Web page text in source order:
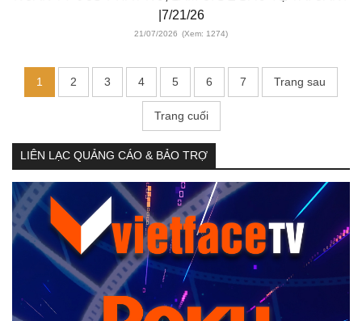
|7/21/26
21/07/2026 (Xem: 1274)
1 2 3 4 5 6 7 Trang sau
Trang cuối
LIÊN LẠC QUẢNG CÁO & BẢO TRỢ